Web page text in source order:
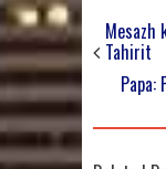
Mesazh
Tahirit